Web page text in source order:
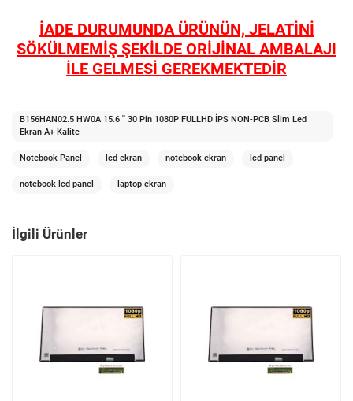
İADE DURUMUNDA ÜRÜNÜN, JELATİNİ
SÖKÜLMEMİŞ ŞEKİLDE ORİJİNAL AMBALAJI
İLE GELMESİ GEREKMEKTEDİR
B156HAN02.5 HW0A 15.6 '' 30 Pin 1080P FULLHD İPS NON-PCB Slim Led
Ekran A+ Kalite
Notebook Panel lcd ekran notebook ekran lcd panel
notebook lcd panel laptop ekran
İlgili Ürünler